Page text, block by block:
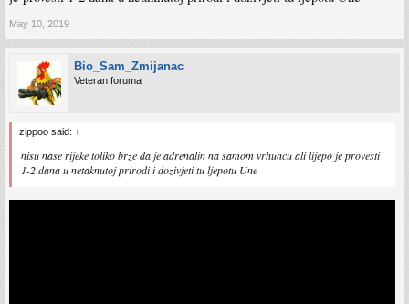
May 10, 2019
Bio_Sam_Zmijanac
Veteran foruma
zippoo said: ↑
nisu nase rijeke toliko brze da je adrenalin na samom vrhuncu ali lijepo je provesti
1-2 dana u netaknutoj prirodi i dozivjeti tu ljepotu Une